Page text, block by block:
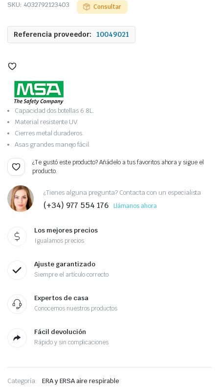
SKU: 4032792123403 Consultar
Referencia proveedor: 10049021
Capacidad dos botellas 6.8L.
Material resistente UV.
Cierres metal duraderos.
Asas grandes manejo fácil.
¿Te gustó este producto? Añádelo a tus favoritos ahora y sigue el
producto.
¿Tienes alguna pregunta? Contacta con un especialista
(+34) 977 554 176 Llámanos ahora
Los mejores precios
Igualamos precios
Ajuste garantizado
Siempre el artículo correcto
Expertos de casa
Conocemos nuestros productos
Fácil devolución
Rápido y sin complicaciones
Categoría: ERA y ERSA aire respirable